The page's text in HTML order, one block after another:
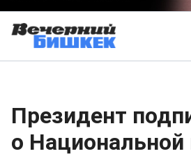
Президент
о Национальной